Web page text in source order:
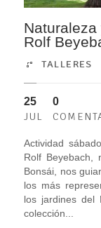
Rolf
TALLERES
25
JUL
0
Actividad
Rolf Beyebach,
Bonsái, nos
los más
los jardines del
colección...